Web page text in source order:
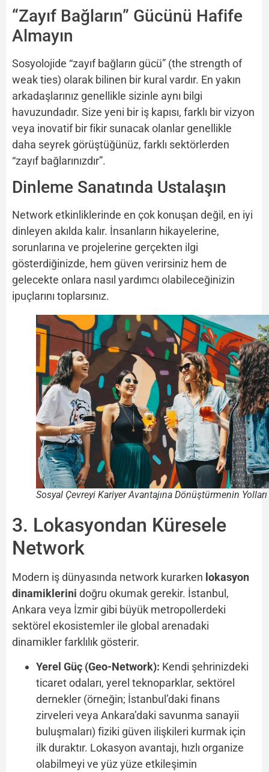
“Zayıf Bağların” Gücünü Hafife
Almayın
Sosyolojide “zayıf bağların gücü” (the strength of
weak ties) olarak bilinen bir kural vardır. En yakın
arkadaşlarınız genellikle sizinle aynı bilgi
havuzundadır. Size yeni bir iş kapısı, farklı bir vizyon
veya inovatif bir fikir sunacak olanlar genellikle
daha seyrek görüştüğünüz, farklı sektörlerden
“zayıf bağlarınızdır”.
Dinleme Sanatında Ustalaşın
Network etkinliklerinde en çok konuşan değil, en iyi
dinleyen akılda kalır. İnsanların hikayelerine,
sorunlarına ve projelerine gerçekten ilgi
gösterdiğinizde, hem güven verirsiniz hem de
gelecekte onlara nasıl yardımcı olabileceğinizin
ipuçlarını toplarsınız.
Sosyal Çevreyi Kariyer Avantajına Dönüştürmenin Yolları
3. Lokasyondan Küresele
Network
Modern iş dünyasında network kurarken lokasyon
dinamiklerini doğru okumak gerekir. İstanbul,
Ankara veya İzmir gibi büyük metropollerdeki
sektörel ekosistemler ile global arenadaki
dinamikler farklılık gösterir.
Yerel Güç (Geo-Network): Kendi şehrinizdeki
ticaret odaları, yerel teknoparklar, sektörel
dernekler (örneğin; İstanbul’daki finans
zirveleri veya Ankara’daki savunma sanayii
buluşmaları) fiziki güven ilişkileri kurmak için
ilk duraktır. Lokasyon avantajı, hızlı organize
olabilmeyi ve yüz yüze etkileşimin